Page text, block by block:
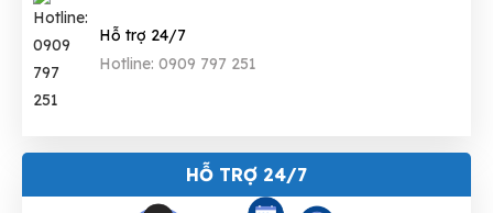
Hỗ trợ 24/7
Hotline: 0909 797 251
HỖ TRỢ 24/7